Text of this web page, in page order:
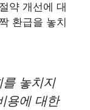
약 개선에 대
환급을 놓치
를 놓치지
용에 대한